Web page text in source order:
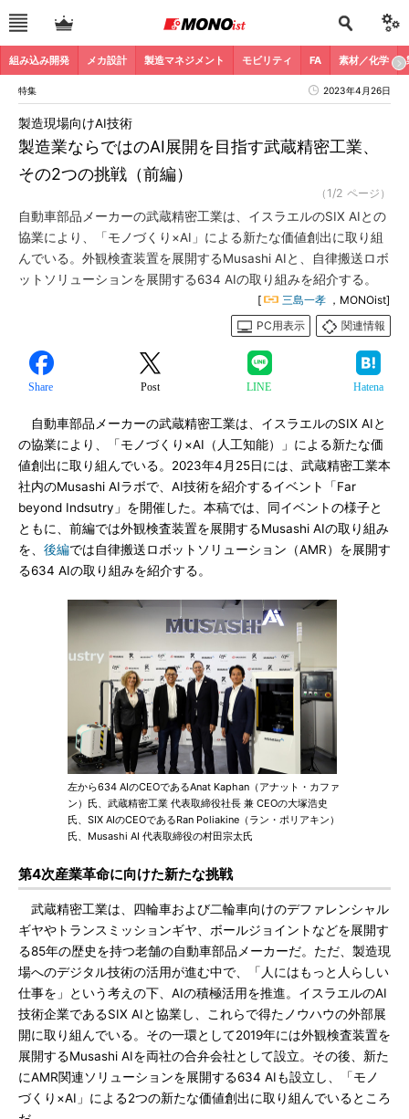
組み込み開発 メカ設計 製造マネジメント モビリティ FA 素材／化学
特集 2023年4月26日
製造業ならではのAI展開を目指す武蔵精密工業、
その2つの挑戦（前編）
製造現場向けAI技術
（1/2 ページ）
自動車部品メーカーの武蔵精密工業は、イスラエルのSIX AIとの
協業により、「モノづくり×AI」による新たな価値創出に取り組
んでいる。外観検査装置を展開するMusashi AIと、自律搬送ロボ
ットソリューションを展開する634 AIの取り組みを紹介する。
[ 三島一孝 ，MONOist]
PC用表示
関連情報
Share Post LINE Hatena
自動車部品メーカーの武蔵精密工業は、イスラエルのSIX AIと
の協業により、「モノづくり×AI（人工知能）」による新たな価
値創出に取り組んでいる。2023年4月25日には、武蔵精密工業本
社内のMusashi AIラボで、AI技術を紹介するイベント「Far
beyond Indsutry」を開催した。本稿では、同イベントの様子と
ともに、前編では外観検査装置を展開するMusashi AIの取り組み
を、 後編では自律搬送ロボットソリューション（AMR）を展開す
る634 AIの取り組みを紹介する。
左から634 AIのCEOであるAnat Kaphan（アナット・カファ
ン）氏、武蔵精密工業 代表取締役社長 兼 CEOの大塚浩史
氏、SIX AIのCEOであるRan Poliakine（ラン・ポリアキン）
氏、Musashi AI 代表取締役の村田宗太氏
第4次産業革命に向けた新たな挑戦
武蔵精密工業は、四輪車および二輪車向けのデファレンシャル
ギヤやトランスミッションギヤ、ボールジョイントなどを展開す
る85年の歴史を持つ老舗の自動車部品メーカーだ。ただ、製造現
場へのデジタル技術の活用が進む中で、「人にはもっと人らしい
仕事を」という考えの下、AIの積極活用を推進。イスラエルのAI
技術企業であるSIX AIと協業し、これらで得たノウハウの外部展
開に取り組んでいる。その一環として2019年には外観検査装置を
展開するMusashi AIを両社の合弁会社として設立。その後、新た
にAMR関連ソリューションを展開する634 AIも設立し、「モノ
づくり×AI」による2つの新たな価値創出に取り組んでいるところ